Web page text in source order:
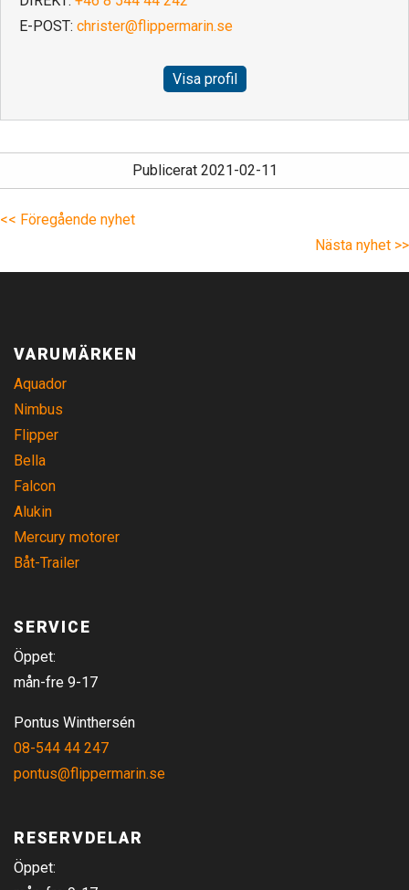
E-POST: christer@flippermarin.se
Visa profil
Publicerat 2021-02-11
<< Föregående nyhet
Nästa nyhet >>
VARUMÄRKEN
Aquador
Nimbus
Flipper
Bella
Falcon
Alukin
Mercury motorer
Båt-Trailer
SERVICE
Öppet:
mån-fre 9-17
Pontus Winthersén
08-544 44 247
pontus@flippermarin.se
RESERVDELAR
Öppet: